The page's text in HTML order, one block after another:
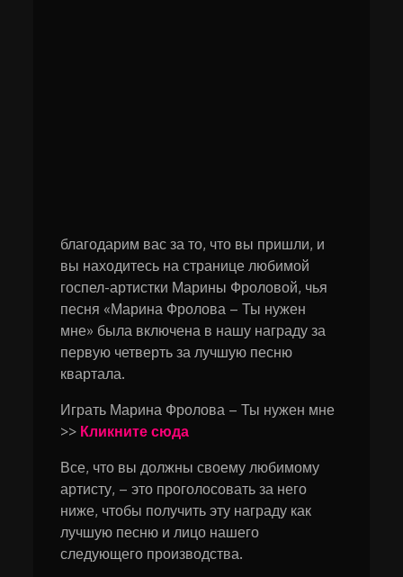
благодарим вас за то, что вы пришли, и
вы находитесь на странице любимой
госпел-артистки Марины Фроловой, чья
песня «Марина Фролова – Ты нужен
мне» была включена в нашу награду за
первую четверть за лучшую песню
квартала.
Играть Марина Фролова – Ты нужен мне
>> Кликните сюда
Все, что вы должны своему любимому
артисту, – это проголосовать за него
ниже, чтобы получить эту награду как
лучшую песню и лицо нашего
следующего производства.